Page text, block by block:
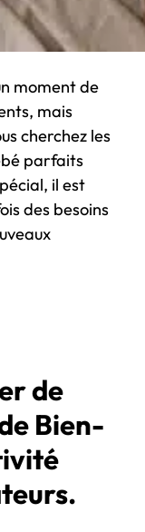
moment de
mais
cherchez les
parfaits
il est
des besoins
de
Bien-